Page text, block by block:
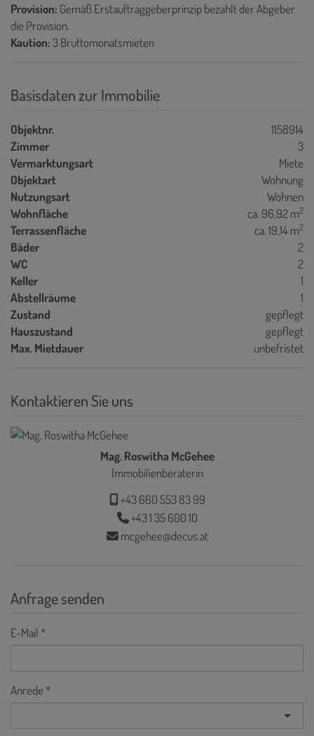
Provision: Gemäß Erstauftraggeberprinzip bezahlt der Abgeber
die Provision.
Kaution:3 Bruttomonatsmieten
Basisdaten zur Immobilie
Objektnr.
1158914
Zimmer
3
Vermarktungsart
Miete
Objektart
Wohnung
Nutzungsart
Wohnen
Wohnfläche
ca. 96,92 m2
Terrassenfläche ca. 19,14 m2
Bäder
2
WC
2
Keller
1
Abstellräume
1
Zustand
gepflegt
Hauszustand
gepflegt
Max. Mietdauer
unbefristet
Kontaktieren Sie uns
Mag. Roswitha McGehee
Immobilienberaterin
+43 660 553 83 99
+43 1 35 600 10
mcgehee@decus.at
Anfrage senden
E-Mail
Anrede